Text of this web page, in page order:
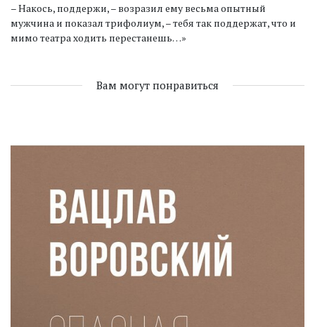
– Накось, поддержи, – возразил ему весьма опытный
мужчина и показал трифолиум, – тебя так поддержат, что и
мимо театра ходить перестанешь…»
Вам могут понравиться